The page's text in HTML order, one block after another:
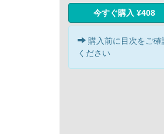
今すぐ購入 ¥408
購入前に目次をご確
ください